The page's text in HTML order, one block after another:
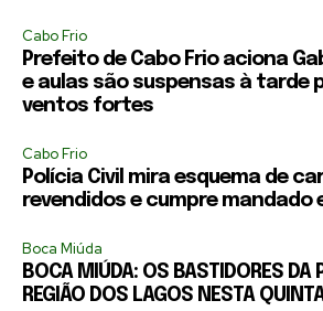
Cabo Frio
Prefeito de Cabo Frio aciona
e aulas são suspensas à tarde
ventos fortes
Cabo Frio
Polícia Civil mira esquema de
revendidos e cumpre mandado
Boca Miúda
BOCA MIÚDA: OS BASTIDORES DA
REGIÃO DOS LAGOS NESTA